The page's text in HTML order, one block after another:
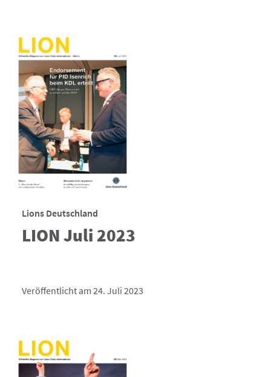
Lions Deutschland
LION Juli 2023
Veröffentlicht am 24. Juli 2023